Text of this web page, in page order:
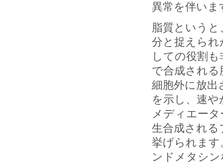
異常を伴いま
脂質という
分と捉えられ
しての役割
で合成される
細胞外に放出
を示し、速
メディエー
生合成される
挙げられま
ンドメタシ